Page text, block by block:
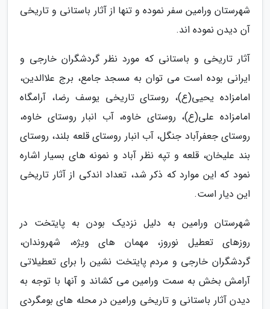
شهرستان ورامین سفر نموده و تنها از آثار باستانی و تاریخی
آن دیدن نموده اند.
آثار تاریخی و باستانی که مورد نظر گردشگران خارجی و
ایرانی بوده است می توان به مسجد جامع، برج علاالدین،
امامزاده یحیی(ع)، روستای تاریخی یوسف رضا، آرامگاه
امامزاده علی(ع)، روستای خاوه، آب انبار روستای خاوه،
روستای جعفرآباد جنگل، آب انبار روستای قلعه بلند، روستای
بند علیخان، قلعه و تپه نظر آباد و نمونه های بسیار اشاره
نمود که این موارد که ذکر شد، تعداد اندکی از آثار تاریخی
این دیار است.
شهرستان ورامین به دلیل نزدیک بودن به پایتخت در
روزهای تعطیل نوروز، مهمان های ویژه، شهروندان،
گردشگران خارجی و مردم پایتخت نشین را برای تعطیلاتی
آرامش بخش به سمت ورامین می کشاند و آنها با توجه به
دیدن آثار باستانی و تاریخی ورامین در محله های بومگردی